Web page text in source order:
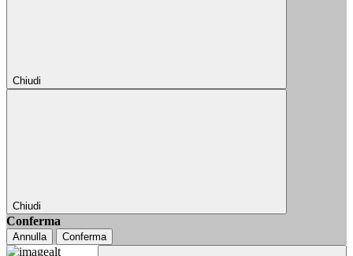
Chiudi
Chiudi
Conferma
Annulla Conferma